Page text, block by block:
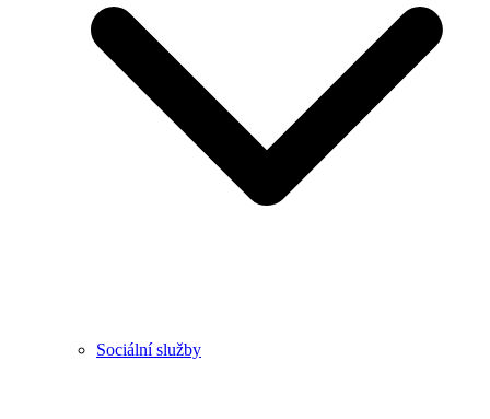
Sociální služby